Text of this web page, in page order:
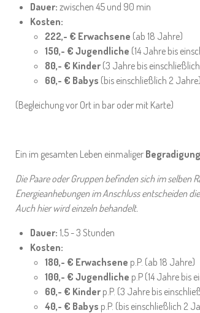
Dauer: zwischen 45 und 90 min
Kosten:
222,- € Erwachsene (ab 18 Jahre)
150,- € Jugendliche (14 Jahre bis
80,- € Kinder (3 Jahre bis
60,- € Babys (bis einschließlich 2 Jahre)
(Begleichung vor Ort in bar oder mit Karte)
Ein im gesamten Leben einmaliger
Die Paare oder Gruppen befinden sich im selben
Energieanhebungen im Anschluss entscheiden
Auch hier wird einzeln behandelt.
Dauer: 1,5 - 3 Stunden
Kosten:
180,- € Erwachsene p.P. (ab 18 Jahre)
100,- € Jugendliche p.P (14 Jahre bis
60,- € Kinder p.P. (3 Jahre bis
40,- € Babys p.P. (bis einschließlich 2